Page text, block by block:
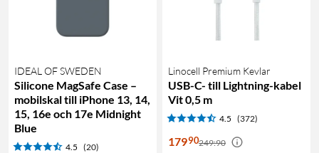
IDEAL OF SWEDEN
Silicone MagSafe Case –
mobilskal till iPhone 13, 14,
15, 16e och 17e Midnight
Blue
4.5 (20)
Linocell Premium Kevlar
USB-C- till Lightning-kabel
Vit 0,5 m
4.5 (372)
17990249:90